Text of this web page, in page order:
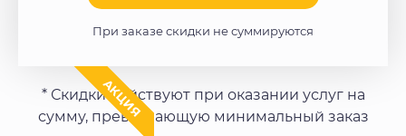
При заказе скидки не суммируются
АКЦИЯ
* Скидки действуют при оказании услуг на
сумму, превышающую минимальный заказ